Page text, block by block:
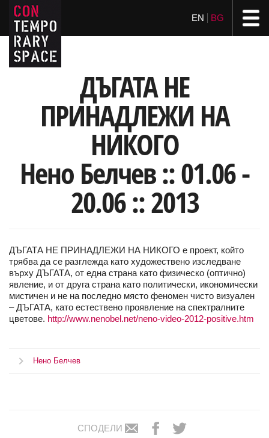
EN BG
ДЪГАТА НЕ
ПРИНАДЛЕЖИ НА
НИКОГО
Нено Белчев :: 01.06 -
20.06 :: 2013
ДЪГАТА НЕ ПРИНАДЛЕЖИ НА НИКОГО е проект, който
трябва да се разглежда като художествено изследване
върху ДЪГАТА, от една страна като физическо (оптично)
явление, и от друга страна като политически, икономически
мистичен и не на последно място феномен чисто визуален
– ДЪГАТА, като естествено проявление на спектралните
цветове. http://www.nenobel.net/neno-video-2012-positive.htm
Нено Белчев
СПОДЕЛИ